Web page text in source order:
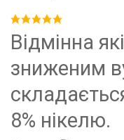
Відмінна
зниженим
8% нікелю.